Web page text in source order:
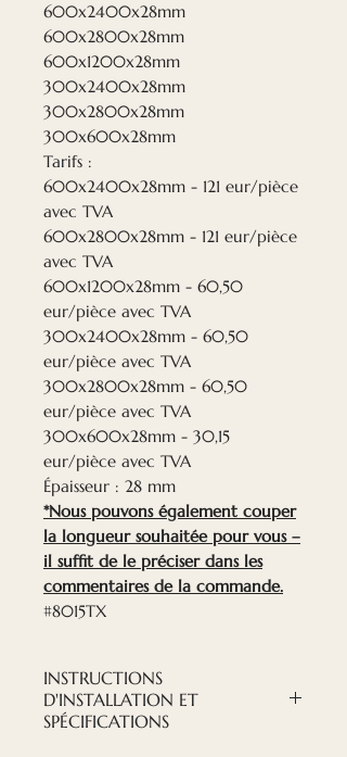
600x2400x28mm
600x2800x28mm
600x1200x28mm
300x2400x28mm
300x2800x28mm
300x600x28mm
Tarifs :
600x2400x28mm - 121 eur/pièce
avec TVA
600x2800x28mm - 121 eur/pièce
avec TVA
600x1200x28mm - 60,50
eur/pièce avec TVA
300x2400x28mm - 60,50
eur/pièce avec TVA
300x2800x28mm - 60,50
eur/pièce avec TVA
300x600x28mm - 30,15
eur/pièce avec TVA
Épaisseur : 28 mm
*Nous pouvons également couper
la longueur souhaitée pour vous –
il suffit de le préciser dans les
commentaires de la commande.
#8015TX
INSTRUCTIONS
D'INSTALLATION ET
SPÉCIFICATIONS